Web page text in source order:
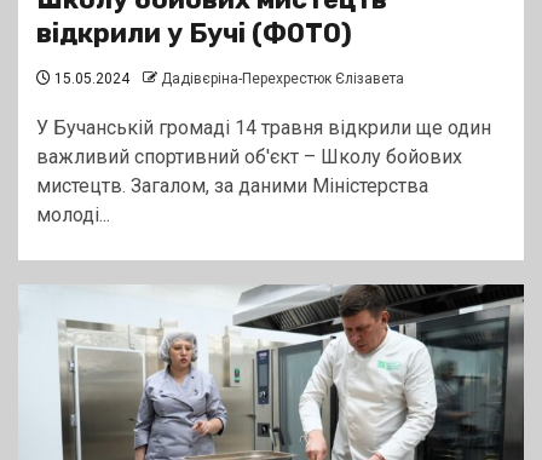
відкрили у Бучі (ФОТО)
15.05.2024 Дадівєріна-Перехрестюк Єлізавета
У Бучанській громаді 14 травня відкрили ще один
важливий спортивний об'єкт – Школу бойових
мистецтв. Загалом, за даними Міністерства
молоді...